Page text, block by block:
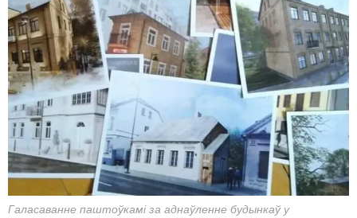
Галасаванне паштоўкамі за аднаўленне будынкаў у